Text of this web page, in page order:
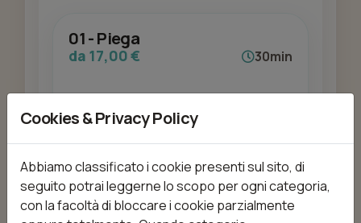
01 - Piega
da 17,00 € 30min
02 - Taglio Donna
Cookies & Privacy Policy
Abbiamo classificato i cookie presenti sul sito, di
seguito potrai leggerne lo scopo per ogni categoria,
con la facoltà di bloccare i cookie parzialmente